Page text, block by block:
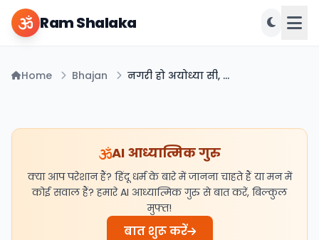
Ram Shalaka
Home Bhajan नगरी हो अयोध्या सी, रघुकुल सा घराना हो भजन | Nagri Ho Ayodhya Si, Raghukul Sa Gharana Ho
AI आध्यात्मिक गुरु
क्या आप परेशान हैं? हिंदू धर्म के बारे में जानना चाहते हैं या मन में
कोई सवाल हैं? हमारे AI आध्यात्मिक गुरु से बात करें, बिल्कुल
मुफ्त!
बात शुरू करें